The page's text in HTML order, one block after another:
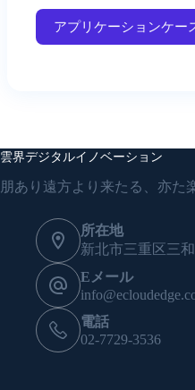
アプリケーションケー
雲界デジタルイノベーション
朋あり遠方より来たる、亦た
所在地
新北市三重区三
Eメール
電話
02-7729-3536